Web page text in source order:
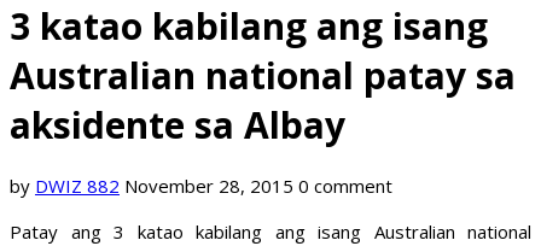
3 katao kabilang ang isang
Australian national patay sa
aksidente sa Albay
by DWIZ 882 November 28, 2015 0 comment
Patay ang 3 katao kabilang ang isang Australian national